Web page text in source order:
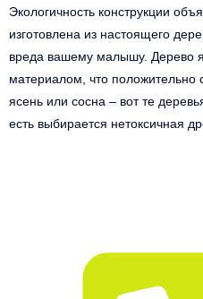
Экологичность конструкции
изготовлена из настоящего
вреда вашему малышу. Дерево
материалом, что положительно
ясень или сосна – вот те
есть выбирается нетоксичная